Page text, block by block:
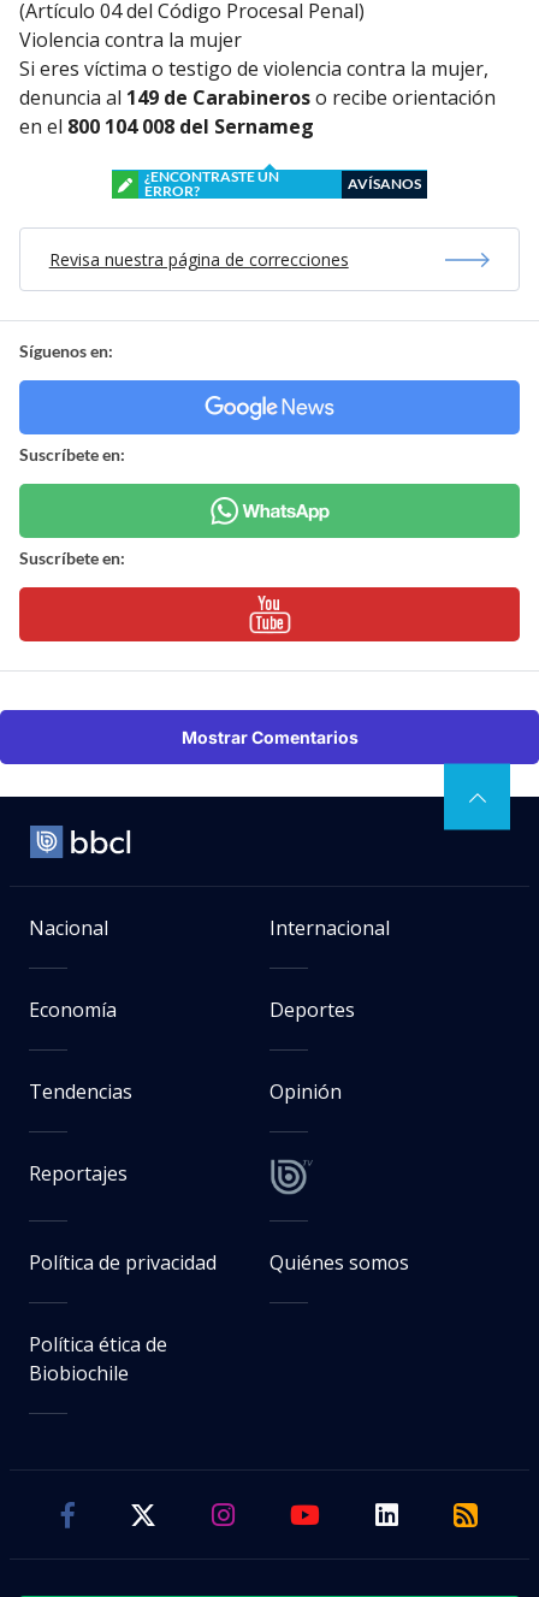
(Artículo 04 del Código Procesal Penal)
Violencia contra la mujer
Si eres víctima o testigo de violencia contra la mujer,
denuncia al 149 de Carabineroso recibe orientación
en el 800 104 008 del Sernameg
¿ENCONTRASTE UN
ERROR?
AVÍSANOS
Revisa nuestra página de correcciones
Síguenos en:
Suscríbete en:
Suscríbete en:
Mostrar Comentarios
Nacional Internacional
Economía Deportes
Tendencias Opinión
Reportajes
Política de privacidad Quiénes somos
Política ética de
Biobiochile